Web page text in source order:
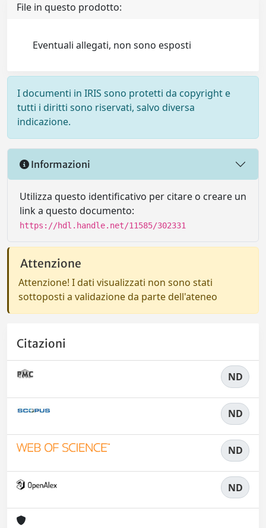
File in questo prodotto:
Eventuali allegati, non sono esposti
I documenti in IRIS sono protetti da copyright e
tutti i diritti sono riservati, salvo diversa
indicazione.
Informazioni
Utilizza questo identificativo per citare o creare un
link a questo documento:
https://hdl.handle.net/11585/302331
Attenzione
Attenzione! I dati visualizzati non sono stati
sottoposti a validazione da parte dell'ateneo
Citazioni
ND
ND
ND
ND